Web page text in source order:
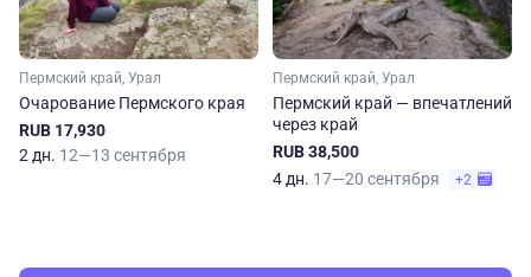
Пермский край, Урал
Очарование Пермского края
RUB 17,930
2 дн. 12—13 сентября
Пермский край, Урал
Пермский край — впечатлений
через край
RUB 38,500
4 дн. 17—20 сентября +2